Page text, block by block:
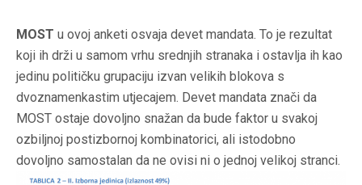
MOST u ovoj anketi osvaja devet mandata. To je rezultat
koji ih drži u samom vrhu srednjih stranaka i ostavlja ih kao
jedinu političku grupaciju izvan velikih blokova s
dvoznamenkastim utjecajem. Devet mandata znači da
MOST ostaje dovoljno snažan da bude faktor u svakoj
ozbiljnoj postizbornoj kombinatorici, ali istodobno
dovoljno samostalan da ne ovisi ni o jednoj velikoj stranci.